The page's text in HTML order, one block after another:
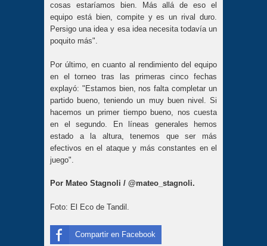
cosas estaríamos bien. Más allá de eso el
equipo está bien, compite y es un rival duro.
Persigo una idea y esa idea necesita todavía un
poquito más".
Por último, en cuanto al rendimiento del equipo
en el torneo tras las primeras cinco fechas
explayó: "Estamos bien, nos falta completar un
partido bueno, teniendo un muy buen nivel. Si
hacemos un primer tiempo bueno, nos cuesta
en el segundo. En líneas generales hemos
estado a la altura, tenemos que ser más
efectivos en el ataque y más constantes en el
juego".
Por Mateo Stagnoli / @mateo_stagnoli.
Foto: El Eco de Tandil.
Compartir en Facebook